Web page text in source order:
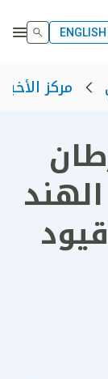
ENGLISH
مركز الأخبار